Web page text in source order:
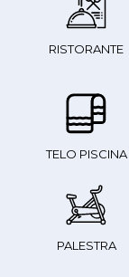
RISTORANTE
TELO PISCINA
PALESTRA